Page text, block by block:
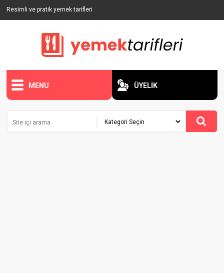
Resimli ve pratik yemek tarifleri
MENU ÜYELİK